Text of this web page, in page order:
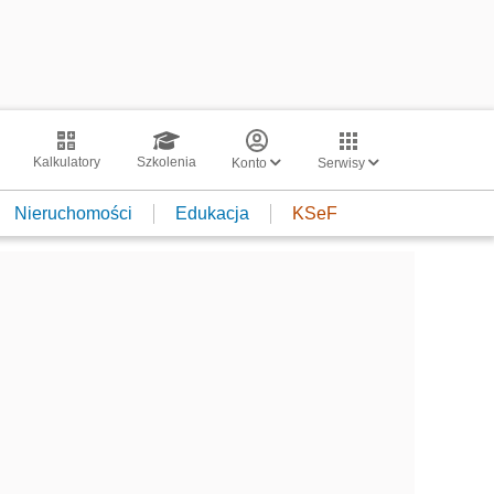
Kalkulatory Szkolenia Konto Serwisy
Nieruchomości Edukacja KSeF